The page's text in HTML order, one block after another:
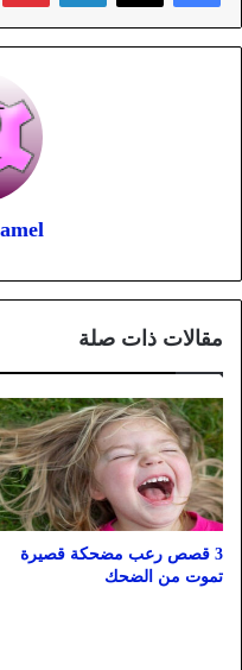
مقالات ذات صلة
3 قصص رعب مضحكة قصيرة
تموت من الضحك